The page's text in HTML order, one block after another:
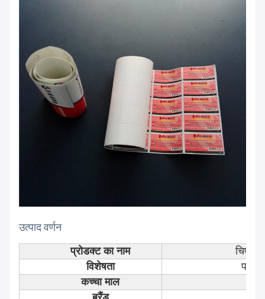
उत्पाद वर्णन
प्रोडक्ट का नाम
चिपकने
विशेषता
कच्चा माल